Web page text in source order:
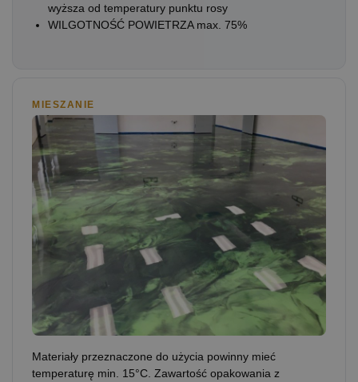
wyższa od temperatury punktu rosy
WILGOTNOŚĆ POWIETRZA max. 75%
MIESZANIE
Materiały przeznaczone do użycia powinny mieć
temperaturę min. 15°C. Zawartość opakowania z